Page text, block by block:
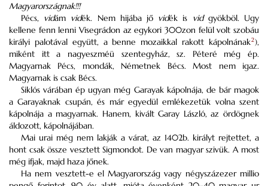
Magyarországnak!!!
Pécs, vidám vidék. Nem hijába jő vidék is vidgyökböl. Ugy
kellene fenn lenni Visegrádon az egykori 300zon felül volt szobáu
királyi palotával együtt, a benne mozaikkal rakott kápolnának2),
miként itt a nagyeszméü szentegyház, sz. Péteré még ép.
Magyarnak Pécs, mondák, Németnek Bécs. Most nem igaz.
Magyarnak is csak Bécs.
Siklós várában ép ugyan még Garayak kápolnája, de bár magok
a Garayaknak csupán, és már egyedül emlékezetük volna szent
kápolnája a magyarnak. Hanem, kivált Garay László, az ördögnek
áldozott, kápolnájában.
Mai urai még nem lakják a várat, az 1402b. királyt rejtettet, a
hont csak össze vesztett Sigmondot. De van magyar szivük. A most
még ifjak, majd haza jőnek.
Ha nem vesztett-e el Magyarország vagy négyszázezer millio